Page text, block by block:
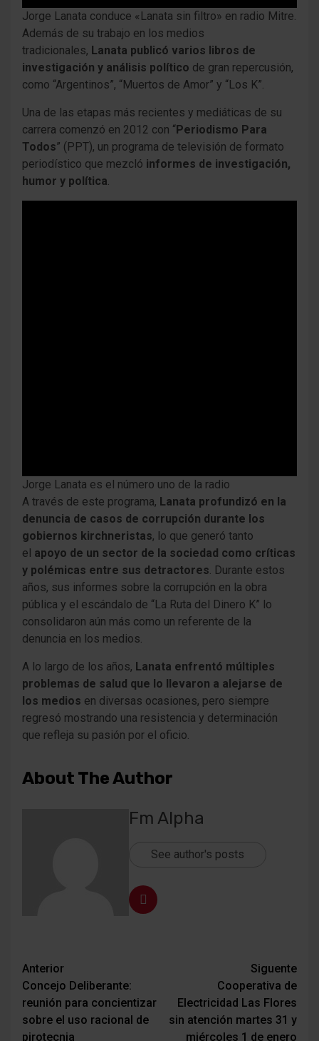
Jorge Lanata conduce «Lanata sin filtro» en radio Mitre.
Además de su trabajo en los medios
tradicionales, Lanata publicó varios libros de
investigación y análisis político de gran repercusión,
como “Argentinos”, “Muertos de Amor” y “Los K”.
Una de las etapas más recientes y mediáticas de su
carrera comenzó en 2012 con “Periodismo Para
Todos” (PPT), un programa de televisión de formato
periodístico que mezcló informes de investigación,
humor y política
Jorge Lanata es el número uno de la radio
A través de este programa, Lanata profundizó en la
denuncia de casos de corrupción durante los
gobiernos kirchneristas, lo que generó tanto
el apoyo de un sector de la sociedad como críticas
y polémicas entre sus detractores . Durante estos
años, sus informes sobre la corrupción en la obra
pública y el escándalo de “La Ruta del Dinero K” lo
consolidaron aún más como un referente de la
denuncia en los medios.
A lo largo de los años, Lanata enfrentó múltiples
problemas de salud que lo llevaron a alejarse de
los medios en diversas ocasiones, pero siempre
regresó mostrando una resistencia y determinación
que refleja su pasión por el oficio.
About The Author
Fm Alpha
See author's posts
Navegación
de
entradas
Anterior
Concejo Deliberante:
reunión para concientizar
sobre el uso racional de
pirotecnia
Siguente
Cooperativa de
Electricidad Las Flores
sin atención martes 31 y
miércoles 1 de enero